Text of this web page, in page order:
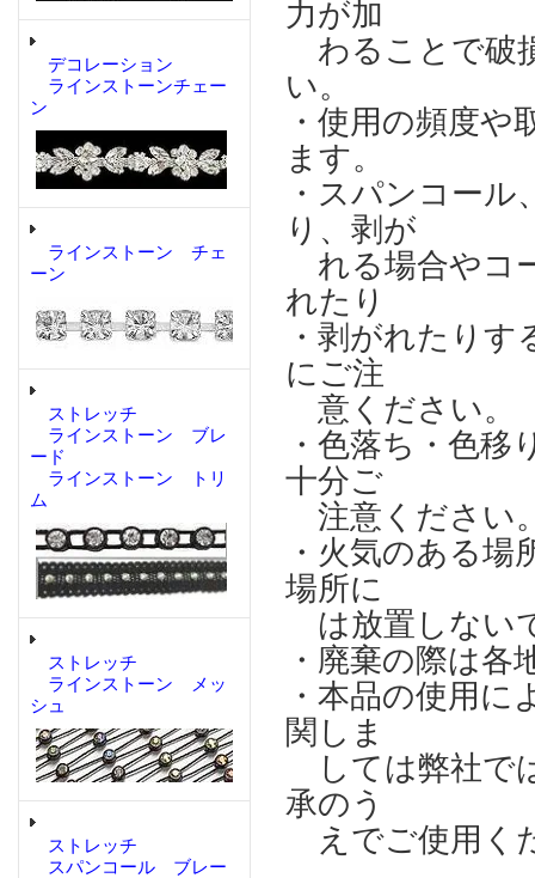
デコレーション
ラインストーンチェー
ン
ラインストーン チェ
ーン
ストレッチ
ラインストーン ブレ
ード
ラインストーン トリ
ム
ストレッチ
ラインストーン メッ
シュ
ストレッチ
スパンコール ブレー
力が加
わることで破
い。
・使用の頻度
ます。
・スパンコー
り、剥が
れる場合やコ
れたり
・剥がれたり
にご注
意ください。
・色落ち・色
十分ご
注意ください
・火気のある場
場所に
は放置しない
・廃棄の際は
・本品の使用
関しま
しては弊社で
承のう
えでご使用く